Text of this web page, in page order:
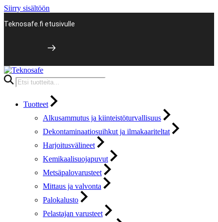
Siirry sisältöön
Teknosafe.fi etusivulle
Products
search
Tuotteet
Alkusammutus ja kiinteistöturvallisuus
Dekontaminaatiosuihkut ja ilmakaariteltat
Harjoitusvälineet
Kemikaalisuojapuvut
Metsäpalovarusteet
Mittaus ja valvonta
Palokalusto
Pelastajan varusteet